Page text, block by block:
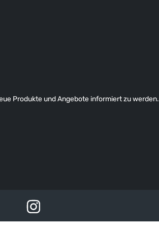
Produkte und Angebote informiert zu werden.